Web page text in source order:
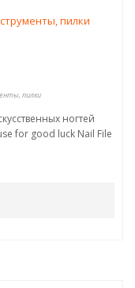
пилки
ногтей
for good luck Nail File